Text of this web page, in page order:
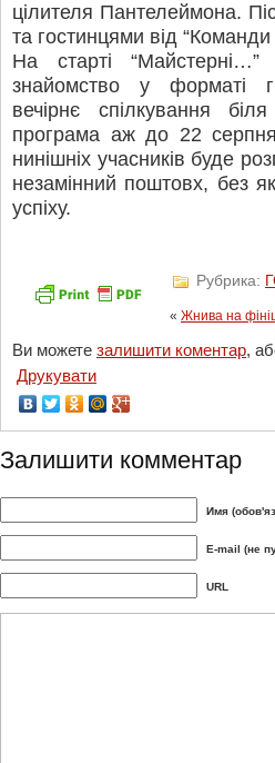
цілителя Пантелеймона.
та гостинцями від
На старті
знайомство у форматі
вечірнє спілкування
програма аж до 22
нинішніх учасників буде
незамінний поштовх, без
успіху.
Рубрика:
« Жнива на
Ви можете залишити коментар,
Друкувати
Залишити комментар
Имя
E-mail (не
URL